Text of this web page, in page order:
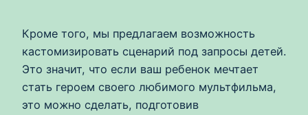
Кроме того, мы предлагаем возможность
кастомизировать сценарий под запросы детей.
Это значит, что если ваш ребенок мечтает
стать героем своего любимого мультфильма,
это можно сделать, подготовив